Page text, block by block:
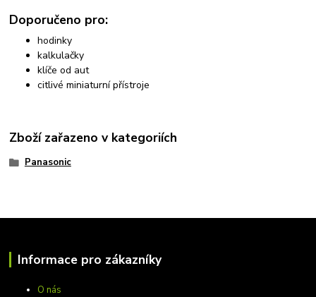
Doporučeno pro:
hodinky
kalkulačky
klíče od aut
citlivé miniaturní přístroje
Zboží zařazeno v kategoriích
Panasonic
Informace pro zákazníky
O nás